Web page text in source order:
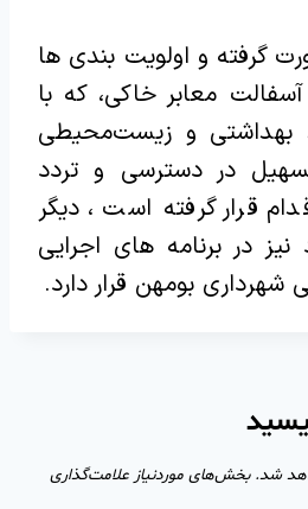
گرفته و اولویت بندی ها
معابر خاکی، که با
بهداشتی و زیست‌محیطی
در دسترسی و تردد
قرار گرفته است ، دیگر
در برنامه های اجرایی
شهرداری بومهن قرار دارد.
شد. بخش‌های موردنیاز علامت‌گذاری